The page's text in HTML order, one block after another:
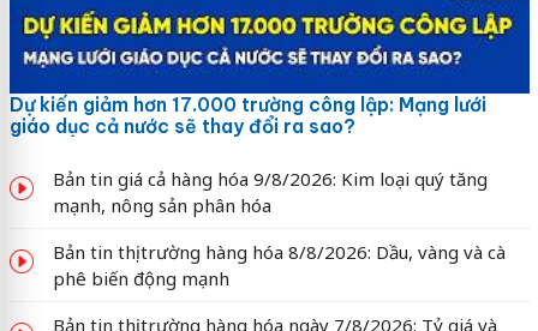
Dự kiến giảm hơn 17.000 trường công lập: Mạng lưới
giáo dục cả nước sẽ thay đổi ra sao?
Bản tin giá cả hàng hóa 9/8/2026: Kim loại quý tăng
mạnh, nông sản phân hóa
Bản tin thị trường hàng hóa 8/8/2026: Dầu, vàng và cà
phê biến động mạnh
Bản tin thị trường hàng hóa ngày 7/8/2026: Tỷ giá và